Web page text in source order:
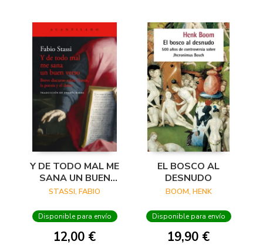
Y DE TODO MAL ME
SANA UN BUEN
VERSO
STASSI, FABIO
Disponible para envío
12,00 €
EL BOSCO AL
DESNUDO
BOOM, HENK
Disponible para envío
19,90 €